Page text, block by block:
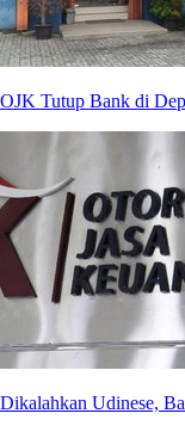
OJK Tutup Bank di
Dikalahkan Udinese,